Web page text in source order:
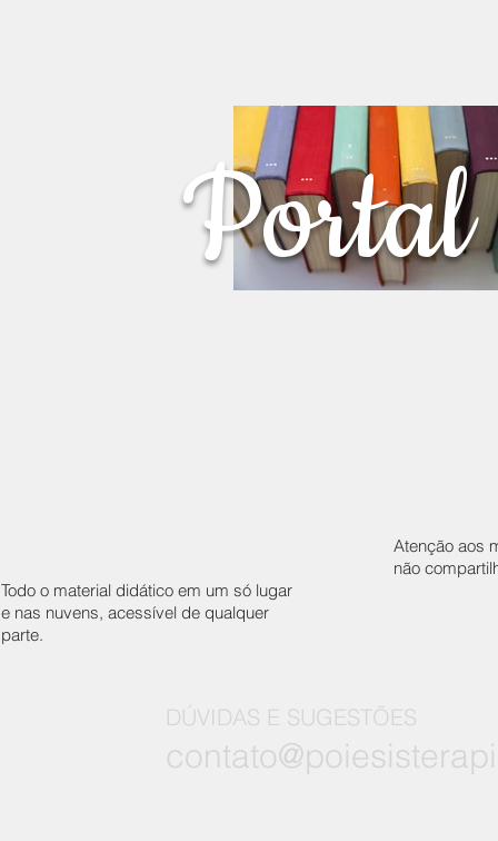
Portal
Todo o material didático em um só lugar
e nas nuvens, acessível de qualquer
parte.
Atenção aos
não
DÚVIDAS E SUGESTÕES